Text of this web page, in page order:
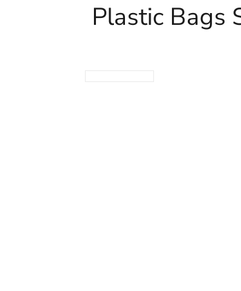
Plastic Bags